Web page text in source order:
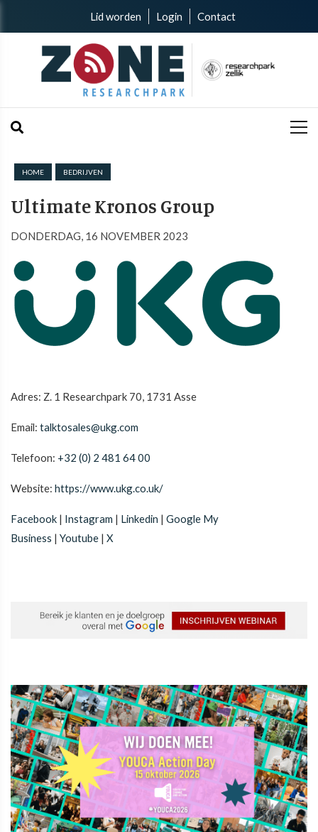
Lid worden Login Contact
HOME BEDRIJVEN
Ultimate Kronos Group
DONDERDAG, 16 NOVEMBER 2023
Adres: Z. 1 Researchpark 70, 1731 Asse
Email: talktosales@ukg.com
Telefoon: +32 (0) 2 481 64 00
Website: https://www.ukg.co.uk/
Facebook | Instagram | Linkedin | Google My
Business | Youtube | X